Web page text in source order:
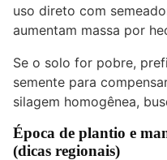
uso direto com
aumentam massa por
Se o solo for pobre,
semente para
silagem homogênea,
Época de plantio e
(dicas regionais)